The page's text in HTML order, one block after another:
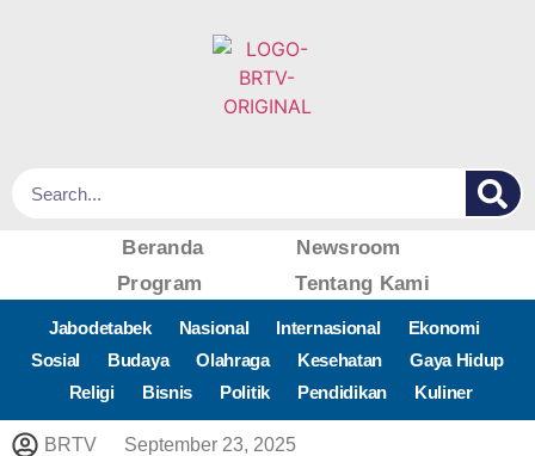
Beranda
Newsroom
Program
Tentang Kami
Jabodetabek Nasional Internasional
Ekonomi
Sosial
Budaya Olahraga Kesehatan
Gaya Hidup
Religi
Bisnis Politik Pendidikan Kuliner
BRTV September 23, 2025